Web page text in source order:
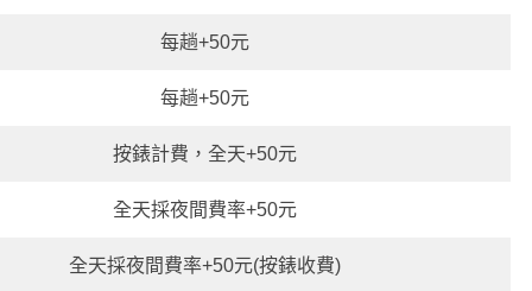
每趟+50元
每趟+50元
按錶計費，全天+50元
全天採夜間費率+50元
全天採夜間費率+50元(按錶收費)